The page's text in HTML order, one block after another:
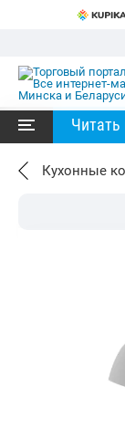
Читать
Кухонные